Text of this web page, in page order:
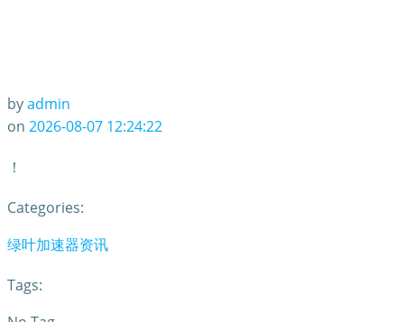
byadmin
on 2026-08-07 12:24:22
！
Categories:
绿叶加速器资讯
Tags: